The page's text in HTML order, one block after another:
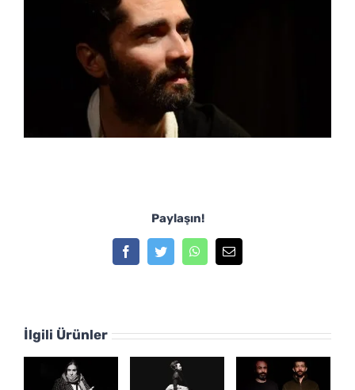
Paylaşın!
FacebookTwitterWhatsApp
E-
İlgili Ürünler